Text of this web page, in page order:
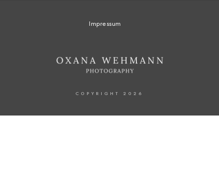
Impressum
COPYRIGHT 2026